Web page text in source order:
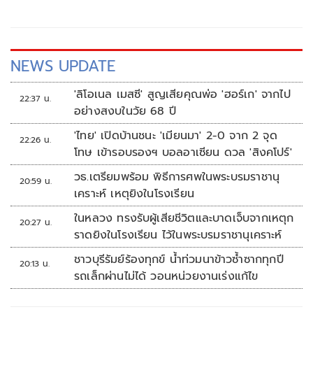
NEWS UPDATE
22:37 น.
'ลิโอเนล เมสซี' สูญเสียคุณพ่อ 'ฮอร์เก' จากไป
อย่างสงบในวัย 68 ปี
22:26 น.
'ไทย' เปิดบ้านชนะ 'เมียนมา' 2-0 จาก 2 จุด
โทษ เข้ารอบรองฯ บอลอาเซียน ดวล 'สิงคโปร์'
20:59 น.
วธ.เตรียมพร้อม พิธีการศพในพระบรมราชานุ
เคราะห์ เหตุยิงในโรงเรียน
20:27 น.
ในหลวง ทรงรับผู้เสียชีวิตและบาดเจ็บจากเหตุก
ราดยิงในโรงเรียน ไว้ในพระบรมราชานุเคราะห์
20:13 น.
ชาวบุรีรัมย์ร้องทุกข์ น้ำท่วมนาข้าวซ้ำซากทุกปี
รถเล็กผ่านไม่ได้ วอนหน่วยงานเร่งแก้ไข